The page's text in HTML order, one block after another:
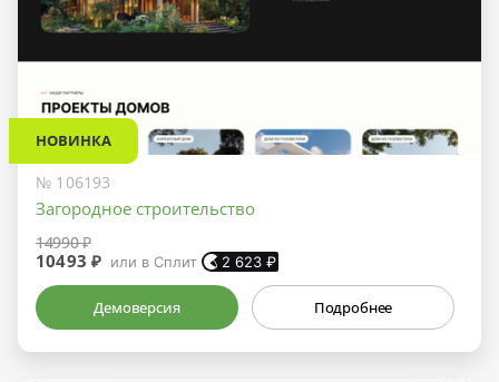
НОВИНКА
№ 106193
Загородное строительство
14990 ₽
10493 ₽ или в Сплит 2 623 ₽
Демоверсия Подробнее